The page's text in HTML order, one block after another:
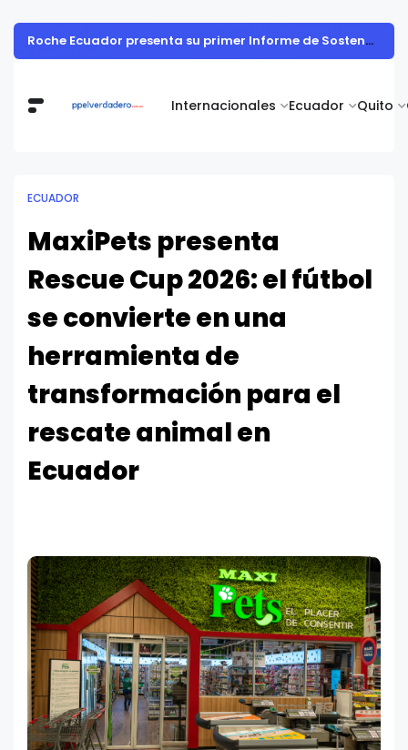
Internacionales Ecuador Quito
Roche Ecuador presenta su primer Informe de Sostenibilidad y evidencia cómo la innovación en salud impulsa el desarrollo del país
ECUADOR
MaxiPets presenta
Rescue Cup 2026: el fútbol
se convierte en una
herramienta de
transformación para el
rescate animal en
Ecuador